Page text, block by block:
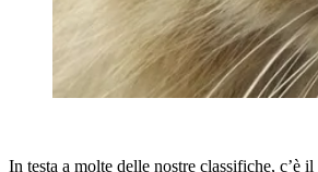
In testa a molte delle nostre classifiche, c’è il